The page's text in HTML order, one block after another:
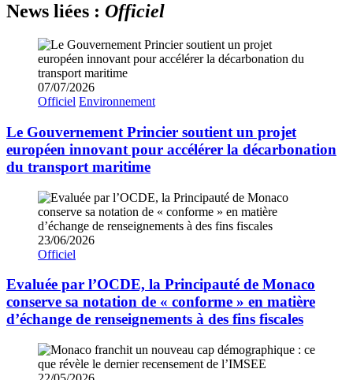
News liées : Officiel
07/07/2026
Officiel Environnement
Le Gouvernement Princier soutient un projet
européen innovant pour accélérer la décarbonation
du transport maritime
23/06/2026
Officiel
Evaluée par l’OCDE, la Principauté de Monaco
conserve sa notation de « conforme » en matière
d’échange de renseignements à des fins fiscales